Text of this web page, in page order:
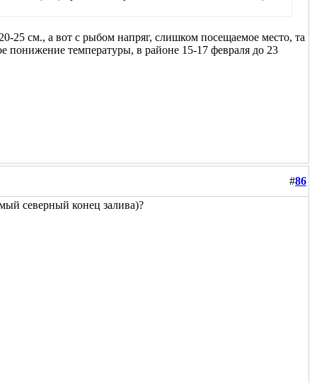
25 см., а вот с рыбом напряг, слишком посещаемое место, та
понижение температуры, в районе 15-17 февраля до 23
#86
северный конец залива)?